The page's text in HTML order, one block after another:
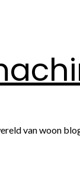
van woon